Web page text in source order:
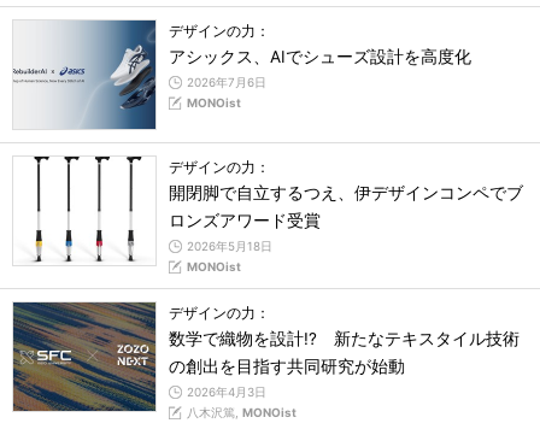
デザインの力：
アシックス、AIでシューズ設計を高度化
2026年7月6日
MONOist
デザインの力：
開閉脚で自立するつえ、伊デザインコンペでブ
ロンズアワード受賞
2026年5月18日
MONOist
デザインの力：
数学で織物を設計!? 新たなテキスタイル技術
の創出を目指す共同研究が始動
2026年4月3日
八木沢篤, MONOist